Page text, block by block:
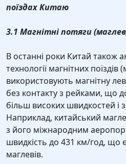
поїздах Китаю
3.1 Магнітні потяги
В останні роки Китай також
технології магнітних
використовують магнітну
без контакту з рейками, що
більш високих швидкостей і
Наприклад, китайський
з його міжнародним
швидкість до 431 км/год, що
маглевів.